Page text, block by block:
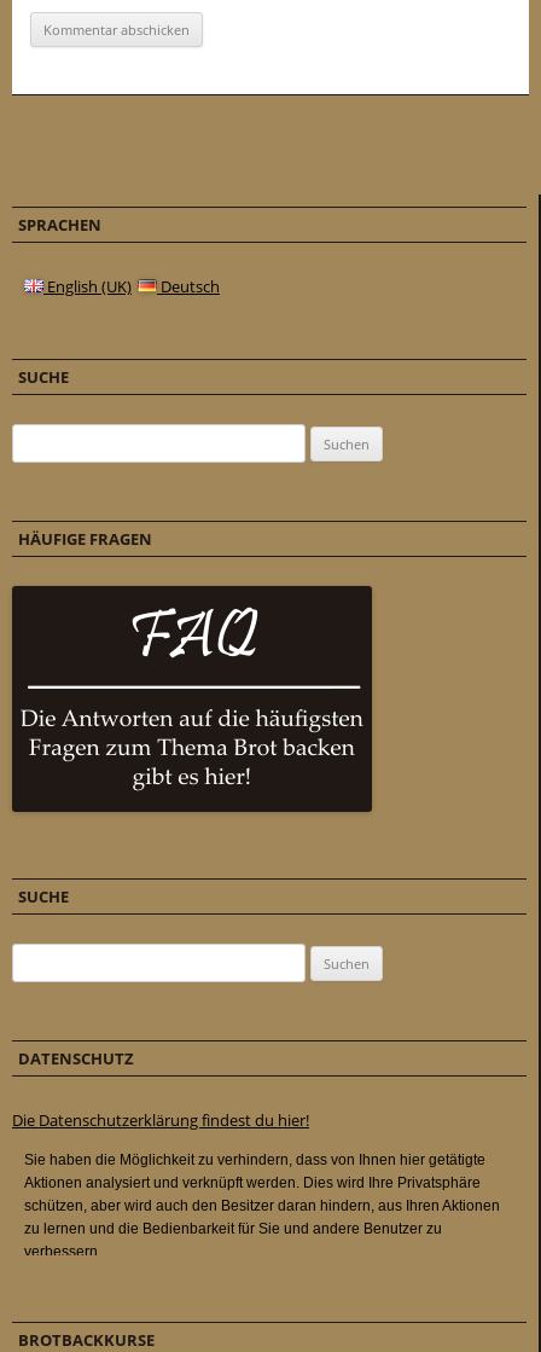
SPRACHEN
English (UK) Deutsch
SUCHE
HÄUFIGE FRAGEN
SUCHE
DATENSCHUTZ
Die Datenschutzerklärung findest du hier!
BROTBACKKURSE